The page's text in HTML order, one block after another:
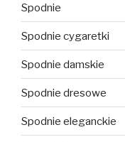
Spodnie
Spodnie cygaretki
Spodnie damskie
Spodnie dresowe
Spodnie eleganckie